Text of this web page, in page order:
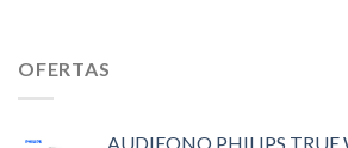
OFERTAS
AUDIFONO PHILIPS TRUE